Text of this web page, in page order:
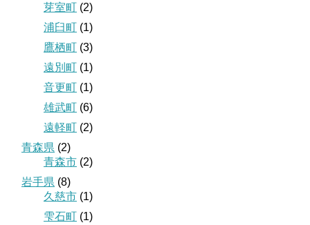
芽室町 (2)
浦臼町 (1)
鷹栖町 (3)
遠別町 (1)
音更町 (1)
雄武町 (6)
遠軽町 (2)
青森県 (2)
青森市 (2)
岩手県 (8)
久慈市 (1)
雫石町 (1)